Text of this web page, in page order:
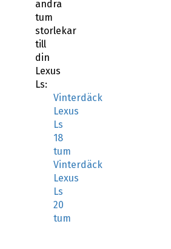
tum
storlekar
till
din
Lexus
Ls:
Lexus
Ls
18
tum
Vinterdäck
Lexus
Ls
20
tum